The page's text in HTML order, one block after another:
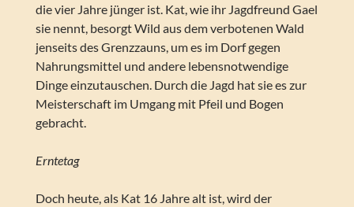
die vier Jahre jünger ist. Kat, wie ihr Jagdfreund Gael
sie nennt, besorgt Wild aus dem verbotenen Wald
jenseits des Grenzzauns, um es im Dorf gegen
Nahrungsmittel und andere lebensnotwendige
Dinge einzutauschen. Durch die Jagd hat sie es zur
Meisterschaft im Umgang mit Pfeil und Bogen
gebracht.
Erntetag
Doch heute, als Kat 16 Jahre alt ist, wird der